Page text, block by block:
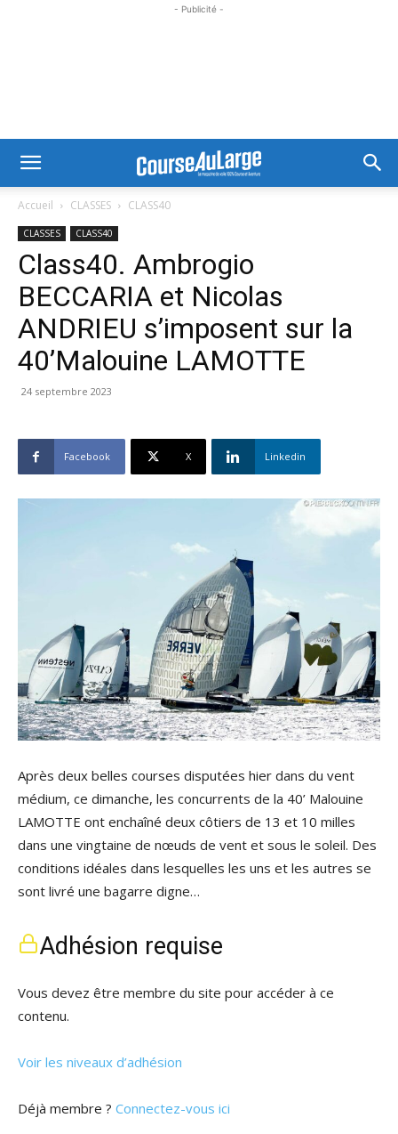
- Publicité -
Accueil CLASSES CLASS40
CLASSES CLASS40
Class40. Ambrogio
BECCARIA et Nicolas
ANDRIEU s’imposent sur la
40’Malouine LAMOTTE
24 septembre 2023
Facebook X Linkedin
Après deux belles courses disputées hier dans du vent
médium, ce dimanche, les concurrents de la 40’ Malouine
LAMOTTE ont enchaîné deux côtiers de 13 et 10 milles
dans une vingtaine de nœuds de vent et sous le soleil. Des
conditions idéales dans lesquelles les uns et les autres se
sont livré une bagarre digne…
Adhésion requise
Vous devez être membre du site pour accéder à ce
contenu.
Voir les niveaux d’adhésion
Déjà membre ? Connectez-vous ici